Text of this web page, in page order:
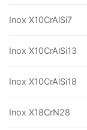
Inox X10CrAlSi7
Inox X10CrAlSi13
Inox X10CrAlSi18
Inox X18CrN28